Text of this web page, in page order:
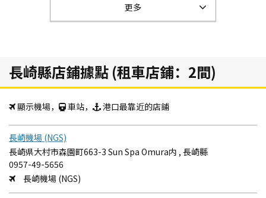
更多
長崎縣店鋪據點 (租車店鋪：2間)
顯示機場， 車站， 港口最靠近的店鋪
長崎機場 (NGS)
長崎県大村市森園町663-3 Sun Spa Omura内 , 長崎縣
0957-49-5656
長崎機場 (NGS)